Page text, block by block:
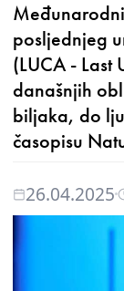
posljednjeg
(LUCA - Last
današnjih
biljaka, do
časopisu
26.04.2025